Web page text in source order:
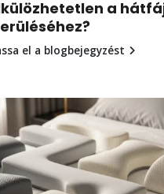
a
el a blogbejegyzést